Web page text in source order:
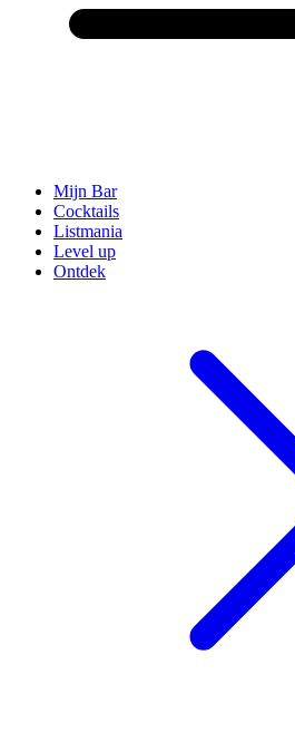
Mijn Bar
Cocktails
Listmania
Level up
Ontdek